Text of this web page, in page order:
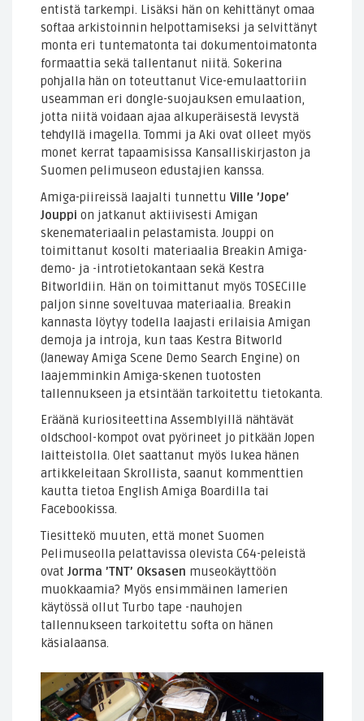
entistä tarkempi. Lisäksi hän on kehittänyt omaa
softaa arkistoinnin helpottamiseksi ja selvittänyt
monta eri tuntematonta tai dokumentoimatonta
formaattia sekä tallentanut niitä. Sokerina
pohjalla hän on toteuttanut Vice-emulaattoriin
useamman eri dongle-suojauksen emulaation,
jotta niitä voidaan ajaa alkuperäisestä levystä
tehdyllä imagella. Tommi ja Aki ovat olleet myös
monet kerrat tapaamisissa Kansalliskirjaston ja
Suomen pelimuseon edustajien kanssa.
Amiga-piireissä laajalti tunnettu Ville ’Jope’
Jouppi on jatkanut aktiivisesti Amigan
skenemateriaalin pelastamista. Jouppi on
toimittanut kosolti materiaalia Breakin Amiga-
demo- ja -introtietokantaan sekä Kestra
Bitworldiin. Hän on toimittanut myös TOSECille
paljon sinne soveltuvaa materiaalia. Breakin
kannasta löytyy todella laajasti erilaisia Amigan
demoja ja introja, kun taas Kestra Bitworld
(Janeway Amiga Scene Demo Search Engine) on
laajemminkin Amiga-skenen tuotosten
tallennukseen ja etsintään tarkoitettu tietokanta.
Eräänä kuriositeettina Assemblyillä nähtävät
oldschool-kompot ovat pyörineet jo pitkään Jopen
laitteistolla. Olet saattanut myös lukea hänen
artikkeleitaan Skrollista, saanut kommenttien
kautta tietoa English Amiga Boardilla tai
Facebookissa.
Tiesittekö muuten, että monet Suomen
Pelimuseolla pelattavissa olevista C64-peleistä
ovat Jorma ’TNT’ Oksasen museokäyttöön
muokkaamia? Myös ensimmäinen lamerien
käytössä ollut Turbo tape -nauhojen
tallennukseen tarkoitettu softa on hänen
käsialaansa.